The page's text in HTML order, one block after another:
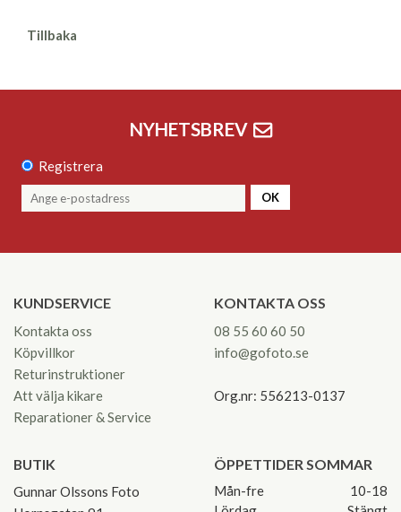
Tillbaka
NYHETSBREV
Registrera
OK
KUNDSERVICE
Kontakta oss
Köpvillkor
Returinstruktioner
Att välja kikare
Reparationer & Service
KONTAKTA OSS
08 55 60 60 50
info@gofoto.se
Org.nr: 556213-0137
BUTIK
Gunnar Olssons Foto
ÖPPETTIDER SOMMAR
Mån-fre
10-18